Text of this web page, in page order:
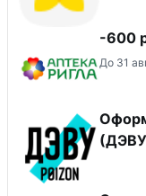
-600
До 31